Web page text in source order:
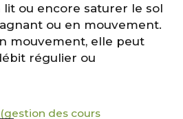
lit ou encore saturer le sol
ou en mouvement.
mouvement, elle peut
régulier ou
des cours